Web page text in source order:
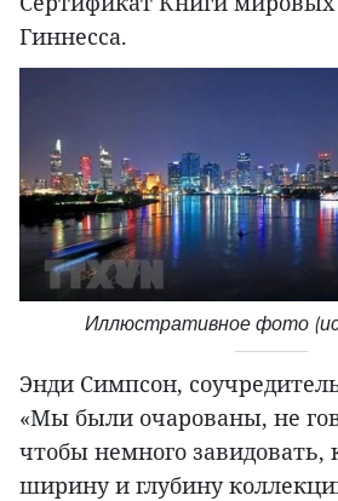
Гиннесса.
Иллюстративное фото
Энди Симпсон,
«Мы были очарованы, не
чтобы немного завидовать,
ширину и глубину